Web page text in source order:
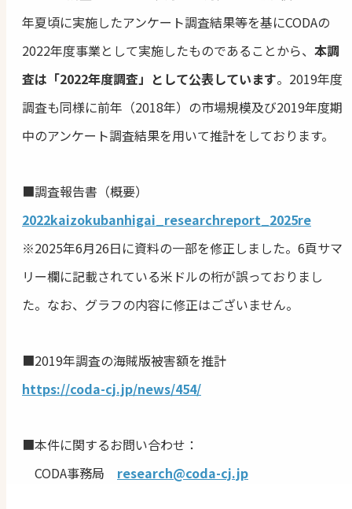
年夏頃に実施したアンケート調査結果等を基にCODAの
2022年度事業として実施したものであることから、 本調
査は「2022年度調査」として公表しています。2019年度
調査も同様に前年（2018年）の市場規模及び2019年度期
中のアンケート調査結果を用いて推計をしております。
■調査報告書（概要）
2022kaizokubanhigai_researchreport_2025re
※2025年6月26日に資料の一部を修正しました。6頁サマ
リー欄に記載されている米ドルの桁が誤っておりまし
た。なお、グラフの内容に修正はございません。
■2019年調査の海賊版被害額を推計
https://coda-cj.jp/news/454/
■本件に関するお問い合わせ：
CODA事務局 research@coda-cj.jp